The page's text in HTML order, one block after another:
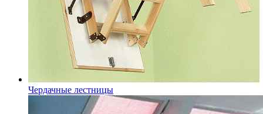
Чердачные лестницы